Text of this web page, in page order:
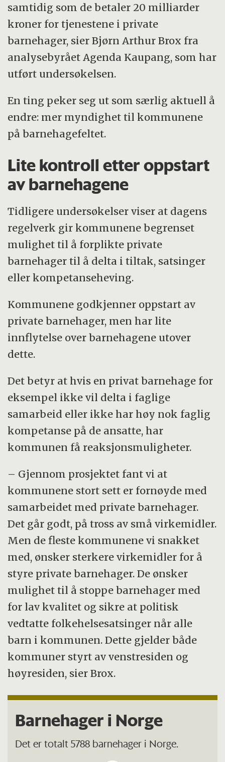
samtidig som de betaler 20 milliarder
kroner for tjenestene i private
barnehager, sier Bjørn Arthur Brox fra
analysebyrået Agenda Kaupang, som har
utført undersøkelsen.
En ting peker seg ut som særlig aktuell å
endre: mer myndighet til kommunene
på barnehagefeltet.
Lite kontroll etter oppstart
av barnehagene
Tidligere undersøkelser viser at dagens
regelverk gir kommunene begrenset
mulighet til å forplikte private
barnehager til å delta i tiltak, satsinger
eller kompetanseheving.
Kommunene godkjenner oppstart av
private barnehager, men har lite
innflytelse over barnehagene utover
dette.
Det betyr at hvis en privat barnehage for
eksempel ikke vil delta i faglige
samarbeid eller ikke har høy nok faglig
kompetanse på de ansatte, har
kommunen få reaksjonsmuligheter.
– Gjennom prosjektet fant vi at
kommunene stort sett er fornøyde med
samarbeidet med private barnehager.
Det går godt, på tross av små virkemidler.
Men de fleste kommunene vi snakket
med, ønsker sterkere virkemidler for å
styre private barnehager. De ønsker
mulighet til å stoppe barnehager med
for lav kvalitet og sikre at politisk
vedtatte folkehelsesatsinger når alle
barn i kommunen. Dette gjelder både
kommuner styrt av venstresiden og
høyresiden, sier Brox.
Barnehager i Norge
Det er totalt 5788 barnehager i Norge.